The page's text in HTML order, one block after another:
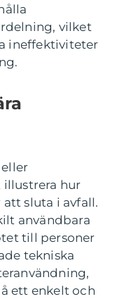
vilket
ineffektiviteter
hur
sluta i avfall.
användbara
till personer
tekniska
ett enkelt och